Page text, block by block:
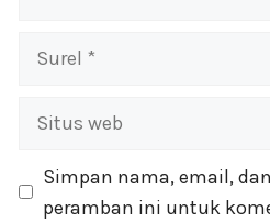
Surel
Situs
Simpan nama, email,
peramban ini untuk